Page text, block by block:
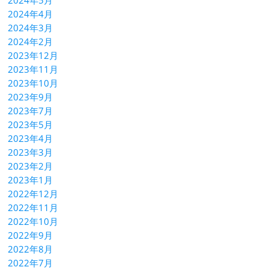
2024年4月
2024年3月
2024年2月
2023年12月
2023年11月
2023年10月
2023年9月
2023年7月
2023年5月
2023年4月
2023年3月
2023年2月
2023年1月
2022年12月
2022年11月
2022年10月
2022年9月
2022年8月
2022年7月